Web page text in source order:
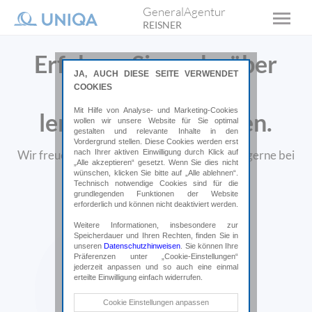
GeneralAgentur
REISNER
Erfahren Sie mehr über
lernen Sie uns kennen.
Wir freuen uns auf Sie und würden uns vorab gerne bei
Ihnen vorstellen.
JA, AUCH DIESE SEITE VERWENDET
COOKIES
Mit Hilfe von Analyse- und Marketing-Cookies
wollen wir unsere Website für Sie optimal
gestalten und relevante Inhalte in den
Vordergrund stellen. Diese Cookies werden erst
nach Ihrer aktiven Einwilligung durch Klick auf
„Alle akzeptieren“ gesetzt. Wenn Sie dies nicht
wünschen, klicken Sie bitte auf „Alle ablehnen“.
Technisch notwendige Cookies sind für die
grundlegenden Funktionen der Website
erforderlich und können nicht deaktiviert werden.
Weitere Informationen, insbesondere zur
Speicherdauer und Ihren Rechten, finden Sie in
unserenDatenschutzhinweisen . Sie können Ihre
Präferenzen unter „Cookie-Einstellungen“
jederzeit anpassen und so auch eine einmal
erteilte Einwilligung einfach widerrufen.
Technische Cookies
Cookie Einstellungen anpassen